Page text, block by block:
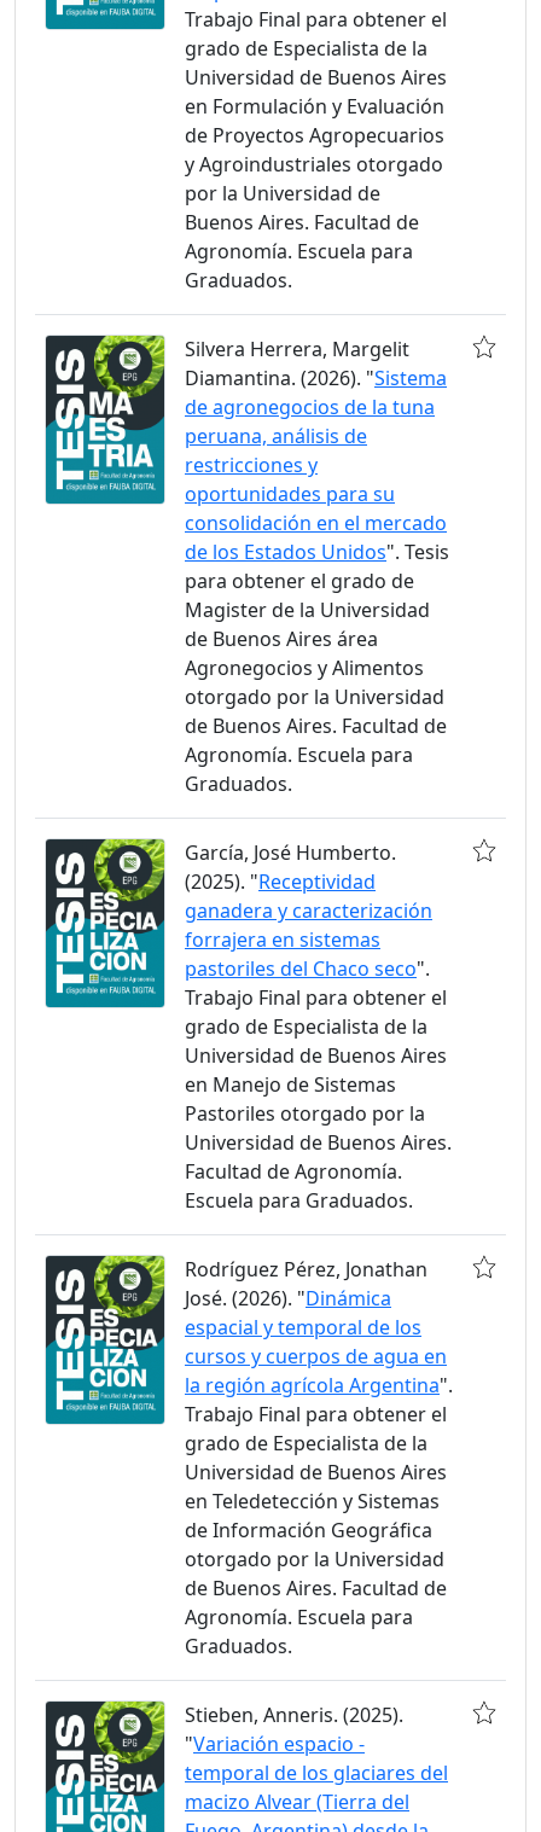
Trabajo Final para obtener el
grado de Especialista de la
Universidad de Buenos Aires
en Formulación y Evaluación
de Proyectos Agropecuarios
y Agroindustriales otorgado
por la Universidad de
Buenos Aires. Facultad de
Agronomía. Escuela para
Graduados.
Silvera Herrera, Margelit
Diamantina. (2026). "Sistema
de agronegocios de la tuna
peruana, análisis de
restricciones y
oportunidades para su
consolidación en el mercado
de los Estados Unidos". Tesis
para obtener el grado de
Magister de la Universidad
de Buenos Aires área
Agronegocios y Alimentos
otorgado por la Universidad
de Buenos Aires. Facultad de
Agronomía. Escuela para
Graduados.
García, José Humberto.
(2025). "Receptividad
ganadera y caracterización
forrajera en sistemas
pastoriles del Chaco seco".
Trabajo Final para obtener el
grado de Especialista de la
Universidad de Buenos Aires
en Manejo de Sistemas
Pastoriles otorgado por la
Universidad de Buenos Aires.
Facultad de Agronomía.
Escuela para Graduados.
Rodríguez Pérez, Jonathan
José. (2026). "Dinámica
espacial y temporal de los
cursos y cuerpos de agua en
la región agrícola Argentina".
Trabajo Final para obtener el
grado de Especialista de la
Universidad de Buenos Aires
en Teledetección y Sistemas
de Información Geográfica
otorgado por la Universidad
de Buenos Aires. Facultad de
Agronomía. Escuela para
Graduados.
Stieben, Anneris. (2025).
"Variación espacio -
temporal de los glaciares del
macizo Alvear (Tierra del